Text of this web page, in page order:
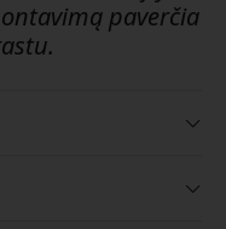
paverčia